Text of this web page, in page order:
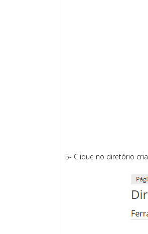
5- Clique no diretório